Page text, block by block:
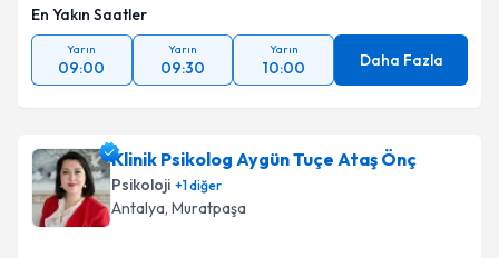
En Yakın Saatler
Yarın
09:00
Yarın
09:30
Yarın
10:00 Daha Fazla
Klinik Psikolog Aygün Tuçe Ataş Önç
Psikoloji +1diğer
Antalya, Muratpaşa